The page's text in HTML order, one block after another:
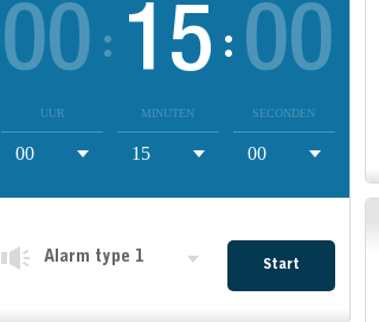
00 15 00
UUR MINUTEN SECONDEN
Start